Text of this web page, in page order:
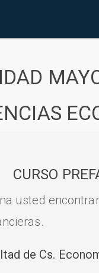
CURSO
usted
de Cs.